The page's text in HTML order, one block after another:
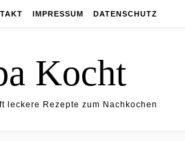
IMPRESSUM DATENSCHUTZ
Kocht
leckere Rezepte zum Nachkochen